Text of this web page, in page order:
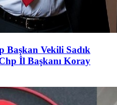
Başkan Vekili Sadık
İl Başkanı Koray